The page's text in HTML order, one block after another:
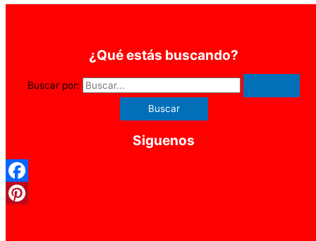
¿Qué estás buscando?
Buscar por:
Siguenos